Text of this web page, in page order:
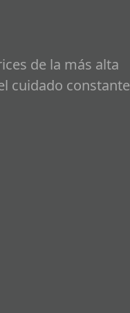
de la más alta
cuidado constante